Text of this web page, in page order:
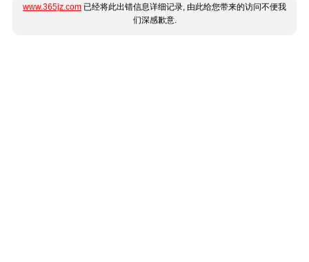
www.365jz.com 已经将此出错信息详细记录, 由此给您带来的访问不便我
们深感歉意.